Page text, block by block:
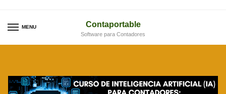
to
to
MENU Contaportable
Software para Contadores